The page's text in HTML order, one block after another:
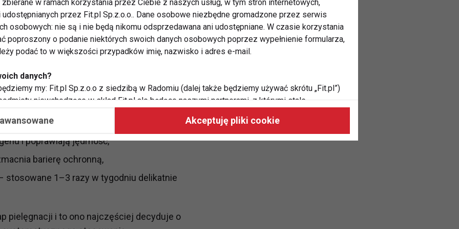
na noc
o silnych właściwościach regenerujących.
komórkową, wygładzają, spłycają drobne
i poprawiają jędrność,
barierę ochronną,
stosowane 1–3 razy w tygodniu delikatnie
pielęgnacji i to ono najczęściej decyduje o
w ramach korzystania przez Ciebie z naszych usług, w tym stron internetowych,
przez Fit.pl Sp.z.o.o.. Dane osobowe niezbędne gromadzone przez serwis
osobowych: nie są i nie będą nikomu odsprzedawana ani udostępniane. W czasie korzystania
poproszony o podanie niektórych swoich danych osobowych poprzez wypełnienie formularza,
podać to w większości przypadków imię, nazwisko i adres e-mail.
danych?
my: Fit.pl Sp.z.o.o z siedzibą w Radomiu (dalej także będziemy używać skrótu „Fit.pl”)
niewchodzące w skład Fit.pl ale będące naszymi partnerami, z którymi stale
dane?
w tym tematykę ukazujących się tam materiałów do Twoich zainteresowań oraz do
usług, w tym aby wykryć ewentualne boty, oszustwa czy nadużycia,
do Twoich potrzeb i zainteresowań,
nam udoskonalać nasze usługi i sprawić, że będą maksymalnie odpowiadać Twoim
Akceptuję pliki cookie